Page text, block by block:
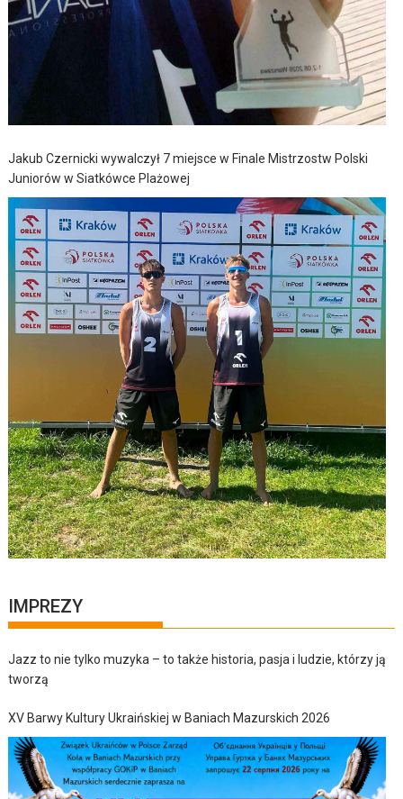
Jakub Czernicki wywalczył 7 miejsce w Finale Mistrzostw Polski
Juniorów w Siatkówce Plażowej
IMPREZY
Jazz to nie tylko muzyka – to także historia, pasja i ludzie, którzy ją
tworzą
XV Barwy Kultury Ukraińskiej w Baniach Mazurskich 2026